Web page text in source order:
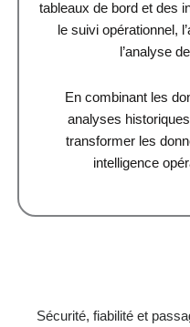
tableaux de bord et des
le suivi opérationnel,
l’analyse
En combinant les
analyses
transformer les
intelligence
Sécurité, fiabilité et